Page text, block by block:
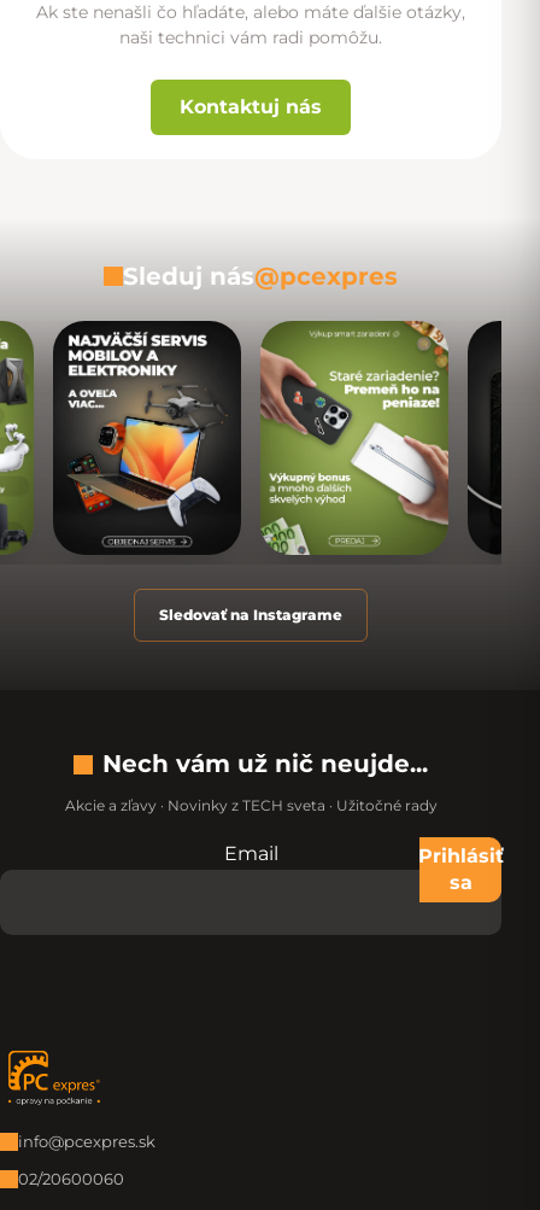
Ak ste nenašli čo hľadáte, alebo máte ďalšie otázky,
naši technici vám radi pomôžu.
Kontaktuj nás
Sleduj nás@pcexpres
Sledovať na Instagrame
Nech vám už nič neujde...
Akcie a zľavy · Novinky z TECH sveta · Užitočné rady
Nevypĺňajte toto pole:
Email
Prihlásiť
sa
Zápätie
info@pcexpres.sk
02/20600060